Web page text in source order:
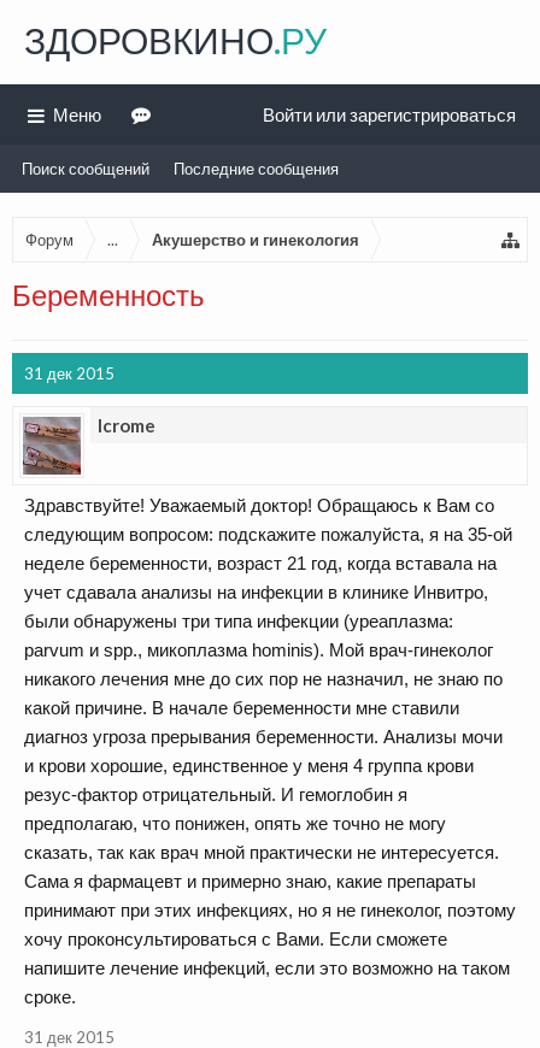
Форум ... Акушерство и гинекология
Беременность
31 дек 2015
Icrome
Здравствуйте! Уважаемый доктор! Обращаюсь к Вам со
следующим вопросом: подскажите пожалуйста, я на 35-ой
неделе беременности, возраст 21 год, когда вставала на
учет сдавала анализы на инфекции в клинике Инвитро,
были обнаружены три типа инфекции (уреаплазма:
parvum и spp., микоплазма hominis). Мой врач-гинеколог
никакого лечения мне до сих пор не назначил, не знаю по
какой причине. В начале беременности мне ставили
диагноз угроза прерывания беременности. Анализы мочи
и крови хорошие, единственное у меня 4 группа крови
резус-фактор отрицательный. И гемоглобин я
предполагаю, что понижен, опять же точно не могу
сказать, так как врач мной практически не интересуется.
Сама я фармацевт и примерно знаю, какие препараты
принимают при этих инфекциях, но я не гинеколог, поэтому
хочу проконсультироваться с Вами. Если сможете
напишите лечение инфекций, если это возможно на таком
сроке.
31 дек 2015
ЗДОРОВКИНО.РУ
Меню
Поиск сообщений Последние сообщения
Войти или зарегистрироваться